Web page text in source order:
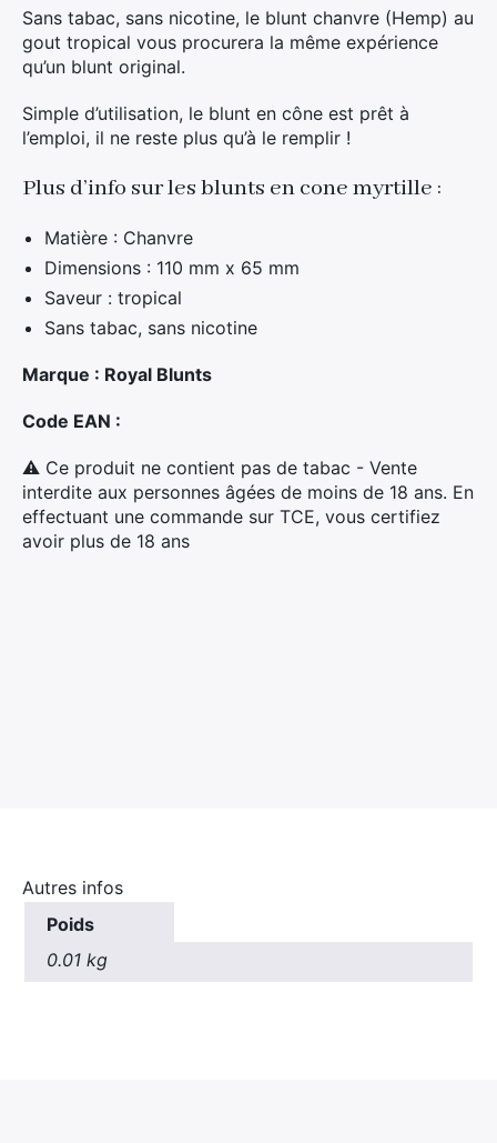
Sans tabac, sans nicotine, le blunt chanvre (Hemp) au
gout tropical vous procurera la même expérience
qu’un blunt original.
Simple d’utilisation, le blunt en cône est prêt à
l’emploi, il ne reste plus qu’à le remplir !
Plus d’info sur les blunts en cone myrtille :
Matière : Chanvre
Dimensions : 110 mm x 65 mm
Saveur : tropical
Sans tabac, sans nicotine
Marque : Royal Blunts
Code EAN :
⚠ Ce produit ne contient pas de tabac - Vente
interdite aux personnes âgées de moins de 18 ans. En
effectuant une commande sur TCE, vous certifiez
avoir plus de 18 ans
Autres infos
Poids
0.01 kg